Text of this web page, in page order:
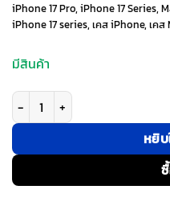
1,490
iPhone 17 Pro, iPhone 17 Series,
iPhone 17 series, เคส iPhone, เคส
มีสินค้า
จำนวน Custype รุ่น Progrip
หยิบ